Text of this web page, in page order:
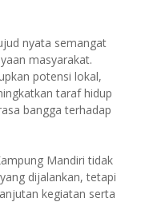
nyata semangat
masyarakat.
potensi lokal,
taraf hidup
bangga terhadap
Mandiri tidak
dijalankan, tetapi
kegiatan serta